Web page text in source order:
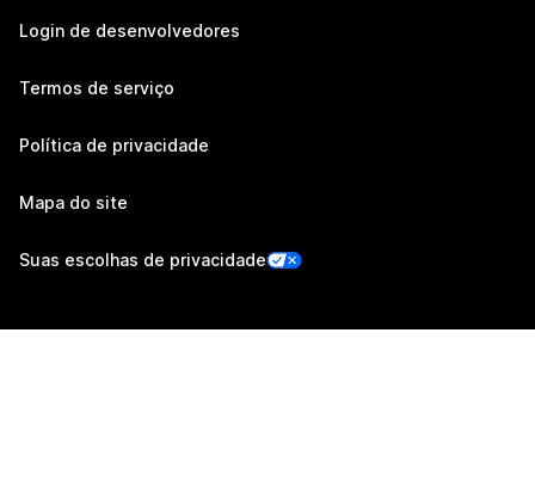
Login de desenvolvedores
Termos de serviço
Política de privacidade
Mapa do site
Suas escolhas de privacidade